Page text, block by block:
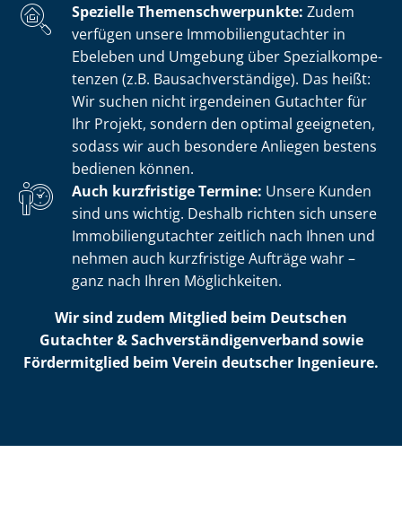
Spezielle The­men­schwer­punk­te: Zudem
verfügen unsere Im­mo­bi­li­en­gut­ach­ter in
Ebeleben und Umgebung über Spe­zi­al­kom­pe­
ten­zen (z.B. Bau­sach­ver­stän­di­ge). Das heißt:
Wir suchen nicht irgendeinen Gutachter für
Ihr Projekt, sondern den optimal geeigneten,
sodass wir auch besondere Anliegen bestens
bedienen können.
Auch kurzfristige Termine: Unsere Kunden
sind uns wichtig. Deshalb richten sich unsere
Im­mo­bi­li­en­gut­ach­ter zeitlich nach Ihnen und
nehmen auch kurzfristige Aufträge wahr –
ganz nach Ihren Möglichkeiten.
Wir sind zudem Mitglied beim Deutschen
Gutachter & Sach­ver­stän­di­gen­ver­band sowie
Fördermitglied beim Verein deutscher Ingenieure.